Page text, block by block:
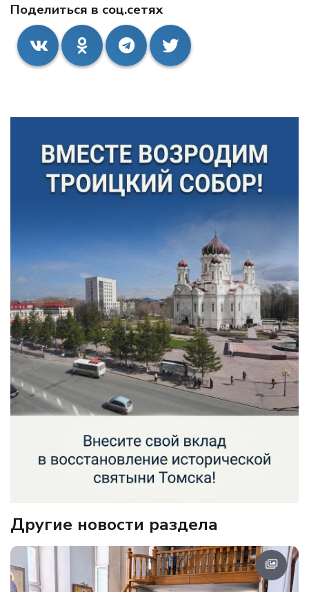
Поделиться в соц.сетях
Другие новости раздела